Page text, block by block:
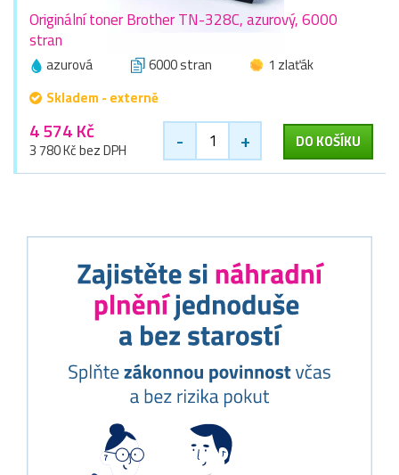
Originální toner Brother TN-328C, azurový, 6000
stran
azurová 6000 stran
1 zlaťák
Skladem - externě
4 574 Kč
3 780 Kč bez DPH - + DO KOŠÍKU